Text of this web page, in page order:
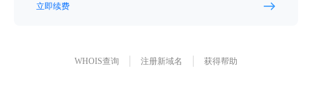
立即续费
WHOIS查询 注册新域名 获得帮助